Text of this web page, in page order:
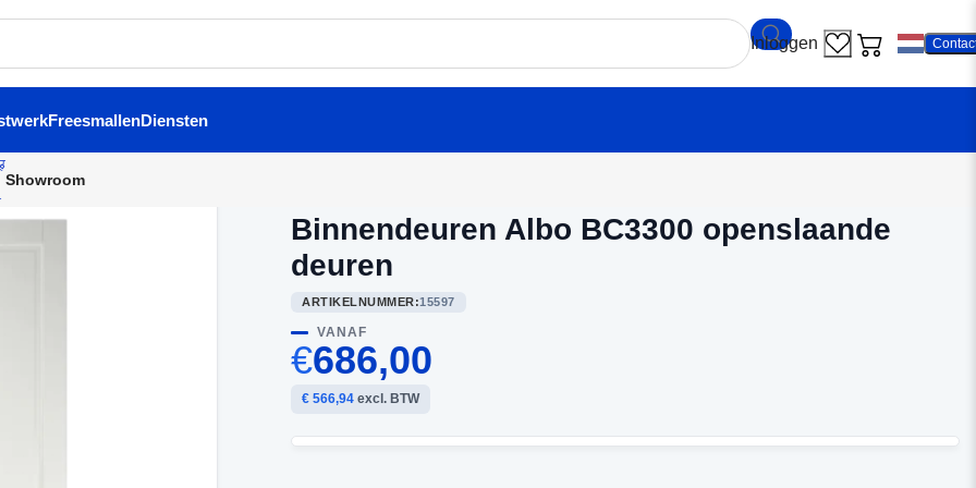
FreesmallenDiensten
Showroom
Binnendeuren Albo BC3300 openslaande
deuren
ARTIKELNUMMER:15597
VANAF
€686,00
€ 566,94 excl. BTW